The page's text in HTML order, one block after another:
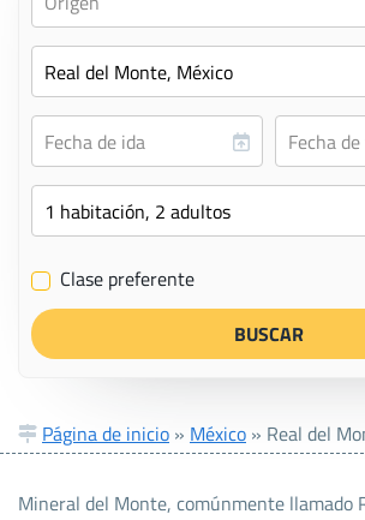
✔ Clase preferente
Página de inicio » México » Real del
Mineral del Monte, comúnmente llamado